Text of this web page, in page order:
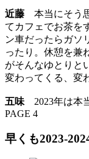
近藤 本当にそう
てカフェでお茶を
ン車だったらガソ
ったり。休憩を兼
がそんなゆとりと
変わってくる、変
五味 2023年は本
PAGE 4
早くも2023-